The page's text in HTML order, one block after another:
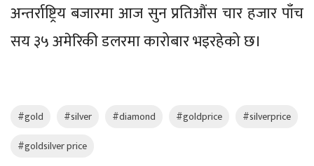
अन्तर्राष्ट्रिय बजारमा आज सुन प्रतिऔंस चार हजार पाँच
सय ३५ अमेरिकी डलरमा कारोबार भइरहेको छ।
#gold #silver #diamond #goldprice
#silverprice
#goldsilver price